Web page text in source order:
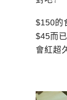
$150的
$45而
會紅超